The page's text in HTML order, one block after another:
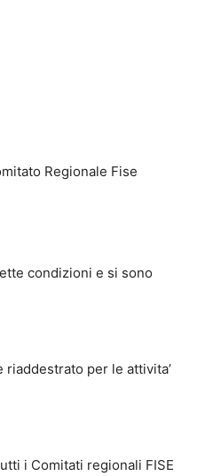
Regionale Fise
condizioni e si sono
per le attivita’
i Comitati regionali FISE